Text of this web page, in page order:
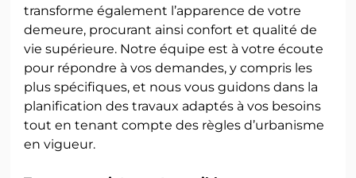
transforme également l’apparence de votre
demeure, procurant ainsi confort et qualité de
vie supérieure. Notre équipe est à votre écoute
pour répondre à vos demandes, y compris les
plus spécifiques, et nous vous guidons dans la
planification des travaux adaptés à vos besoins
tout en tenant compte des règles d’urbanisme
en vigueur.